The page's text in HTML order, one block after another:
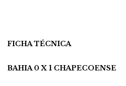
FICHA TÉCNICA
BAHIA 0 X 1 CHAPECOENSE